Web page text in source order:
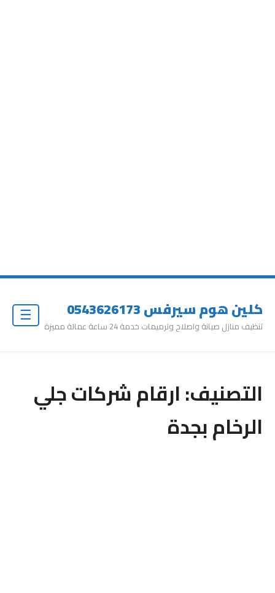
كلين هوم سيرفس 0543626173
تنظيف منازل صيانة واصلاح وترميمات خدمة 24 ساعة عمالة مميزة
التصنيف:ارقام شركات جلي
الرخام بجدة